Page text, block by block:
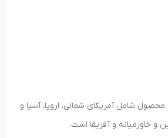
محصول شامل آمریکای شمالی، اروپا، آسیا و
و خاورمیانه و آفریقا است.